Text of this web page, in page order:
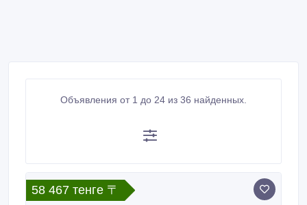
Объявления от 1 до 24 из 36 найденных.
58 467 тенге 〒